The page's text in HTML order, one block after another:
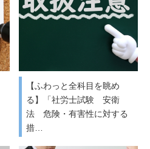
【ふわっと全科目を眺め
る】「社労士試験 安衛
法 危険・有害性に対する
措…